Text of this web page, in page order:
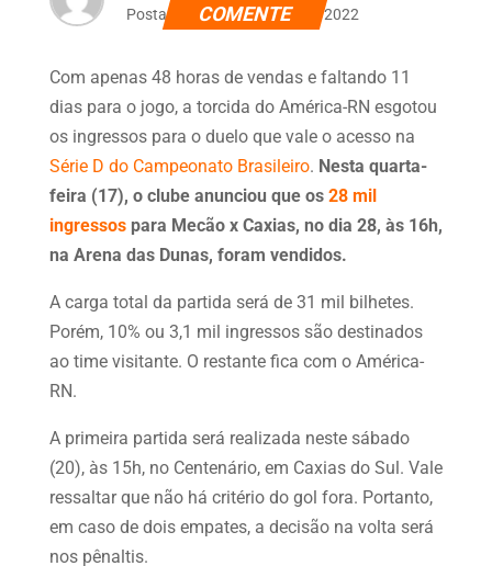
Postado dia 17 de agosto de 2022
COMENTE
Com apenas 48 horas de vendas e faltando 11
dias para o jogo, a torcida do América-RN esgotou
os ingressos para o duelo que vale o acesso na
Série D do Campeonato Brasileiro. Nesta quarta-
feira (17), o clube anunciou que os 28 mil
ingressospara Mecão x Caxias, no dia 28, às 16h,
na Arena das Dunas, foram vendidos.
A carga total da partida será de 31 mil bilhetes.
Porém, 10% ou 3,1 mil ingressos são destinados
ao time visitante. O restante fica com o América-
RN.
A primeira partida será realizada neste sábado
(20), às 15h, no Centenário, em Caxias do Sul. Vale
ressaltar que não há critério do gol fora. Portanto,
em caso de dois empates, a decisão na volta será
nos pênaltis.